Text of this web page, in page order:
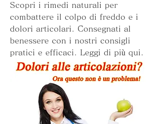
Scopri i rimedi naturali per
combattere il colpo di freddo e i
dolori articolari. Consegnati al
benessere con i nostri consigli
pratici e efficaci. Leggi di più qui.